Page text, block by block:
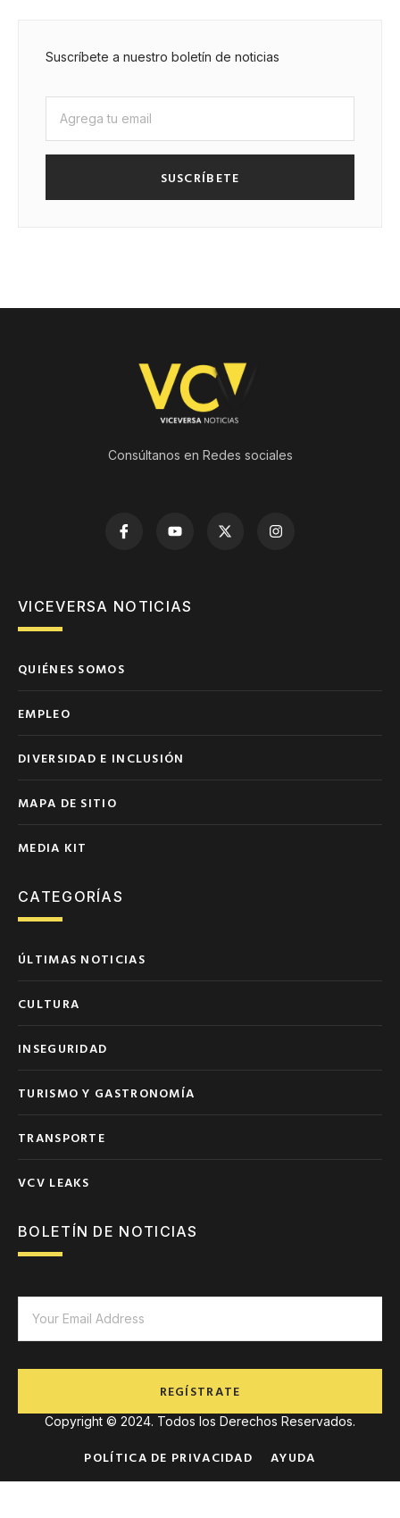
Suscríbete a nuestro boletín de noticias
SUSCRÍBETE
Consúltanos en Redes sociales
VICEVERSA NOTICIAS
QUIÉNES SOMOS
EMPLEO
DIVERSIDAD E INCLUSIÓN
MAPA DE SITIO
MEDIA KIT
CATEGORÍAS
ÚLTIMAS NOTICIAS
CULTURA
INSEGURIDAD
TURISMO Y GASTRONOMÍA
TRANSPORTE
VCV LEAKS
BOLETÍN DE NOTICIAS
REGÍSTRATE
Copyright © 2024. Todos los Derechos Reservados.
POLÍTICA DE PRIVACIDAD AYUDA